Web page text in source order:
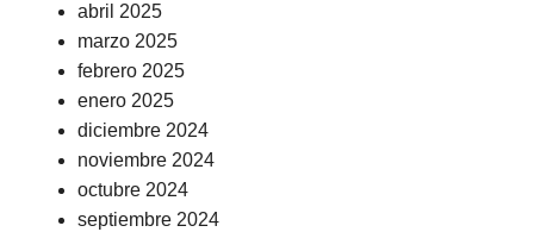
abril 2025
marzo 2025
febrero 2025
enero 2025
diciembre 2024
noviembre 2024
octubre 2024
septiembre 2024